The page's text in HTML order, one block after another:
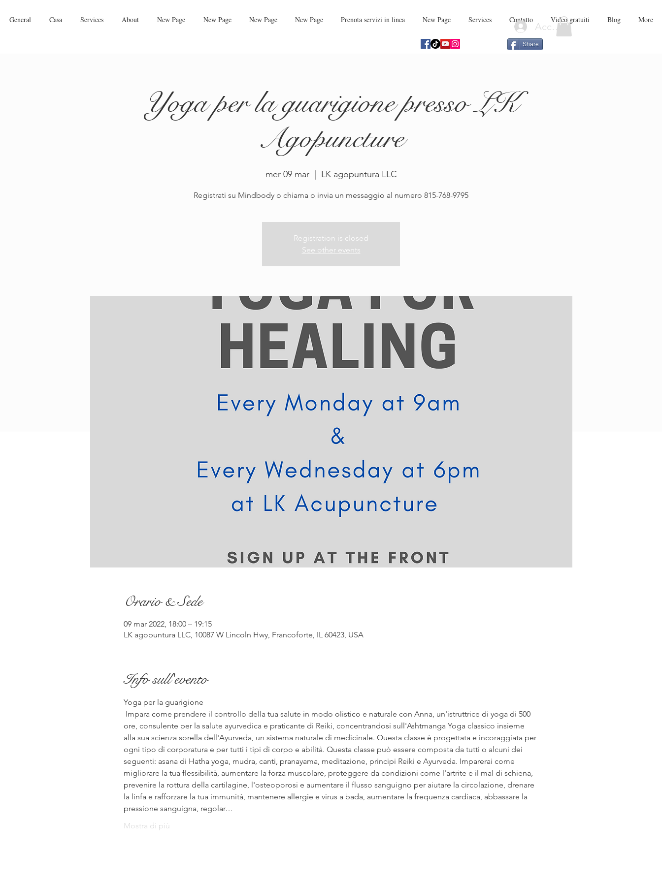
General Casa Services About New Page New Page New Page New Page Prenota servizi in linea New Page Services Contatto Video gratuiti Blog More
Accedi
Share
Yoga per la guarigione presso LK
Agopuncture
mer 09 mar
  |
LK agopuntura LLC
Registrati su Mindbody o chiama o invia un messaggio al numero 815-768-9795
Registration is closed
See other events
Orario & Sede
09 mar 2022, 18:00 – 19:15
LK agopuntura LLC, 10087 W Lincoln Hwy, Francoforte, IL 60423, USA
Info sull'evento
Yoga per la guarigione
ore, consulente per la salute ayurvedica e praticante di Reiki, concentrandosi sull'Ashtmanga Yoga classico insieme
alla sua scienza sorella dell'Ayurveda, un sistema naturale di medicinale. Questa classe è progettata e incoraggiata per
ogni tipo di corporatura e per tutti i tipi di corpo e abilità. Questa classe può essere composta da tutti o alcuni dei
seguenti: asana di Hatha yoga, mudra, canti, pranayama, meditazione, principi Reiki e Ayurveda. Imparerai come
migliorare la tua flessibilità, aumentare la forza muscolare, proteggere da condizioni come l'artrite e il mal di schiena,
prevenire la rottura della cartilagine, l'osteoporosi e aumentare il flusso sanguigno per aiutare la circolazione, drenare
la linfa e rafforzare la tua immunità, mantenere allergie e virus a bada, aumentare la frequenza cardiaca, abbassare la
pressione sanguigna, regolar…
Mostra di più